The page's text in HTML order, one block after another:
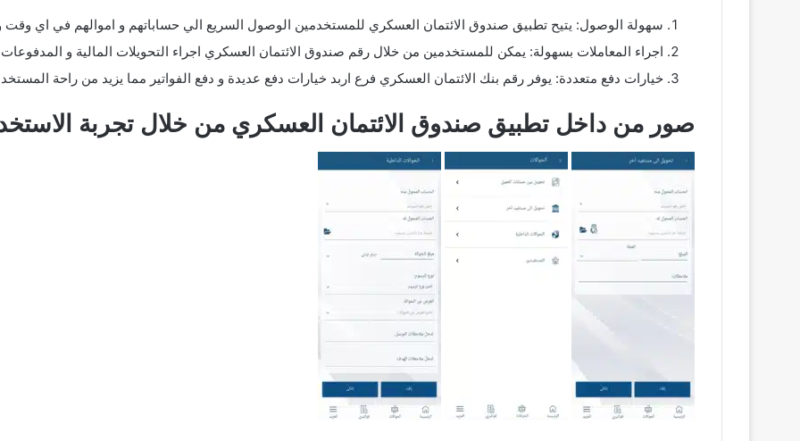
سهولة الوصول: يتيح تطبيق صندوق الائتمان العسكري للمستخدمين الوصول السريع الي حساباتهم و اموالهم في اي
اجراء المعاملات بسهولة: يمكن للمستخدمين من خلال رقم صندوق الائتمان العسكري اجراء التحويلات المالية و
خيارات دفع متعددة: يوفر رقم بنك الائتمان العسكري فرع اربد خيارات دفع عديدة و دفع الفواتير مما يزيد من راحة
صور من داخل تطبيق صندوق الائتمان العسكري من خلال تجربة